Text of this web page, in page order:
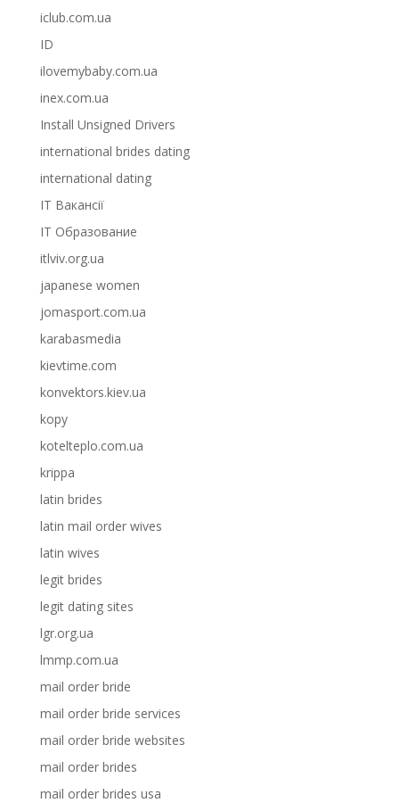
iclub.com.ua
ID
ilovemybaby.com.ua
inex.com.ua
Install Unsigned Drivers
international brides dating
international dating
IT Вакансії
IT Образование
itlviv.org.ua
japanese women
jomasport.com.ua
karabasmedia
kievtime.com
konvektors.kiev.ua
kopy
kotelteplo.com.ua
krippa
latin brides
latin mail order wives
latin wives
legit brides
legit dating sites
lgr.org.ua
lmmp.com.ua
mail order bride
mail order bride services
mail order bride websites
mail order brides
mail order brides usa